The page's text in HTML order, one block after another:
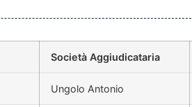
Società Aggiudicataria
Ungolo Antonio